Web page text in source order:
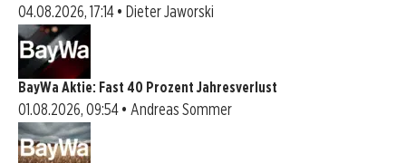
04.08.2026, 17:14 • Dieter Jaworski
BayWa Aktie: Fast 40 Prozent Jahresverlust
01.08.2026, 09:54 • Andreas Sommer